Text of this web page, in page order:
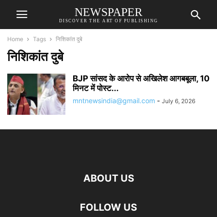
NEWSPAPER
DISCOVER THE ART OF PUBLISHING
Home Tags निशिकांत दुबे
निशिकांत दुबे
BJP सांसद के आरोप से अखिलेश आगबबूला, 10
मिनट में पोस्ट...
mntnewsindia@gmail.com - July 6, 2026
ABOUT US
FOLLOW US